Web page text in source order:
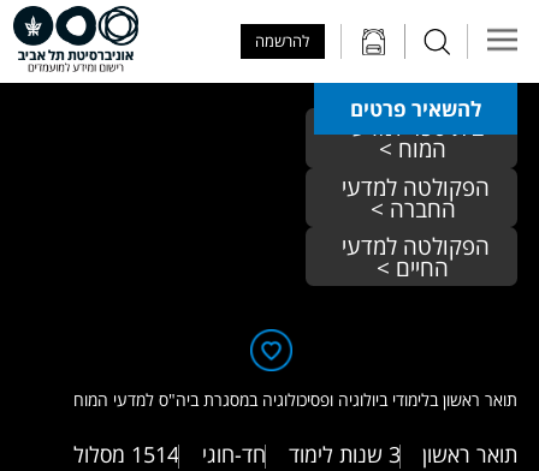
להרשמה
להשאיר פרטים
בית ספר למדעי
המוח >
החברה >
החיים >
תואר ראשון בלימודי ביולוגיה ופסיכולוגיה במסגרת ביה"ס למדעי המוח
תואר ראשון 3 שנות לימוד חד-חוגי 1514 מסלול